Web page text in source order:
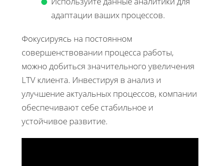
адаптации ваших процессов.
Фокусируясь на постоянном
совершенствовании процесса работы,
можно добиться значительного увеличения
LTV клиента. Инвестируя в анализ и
улучшение актуальных процессов, компании
обеспечивают себе стабильное и
устойчивое развитие.